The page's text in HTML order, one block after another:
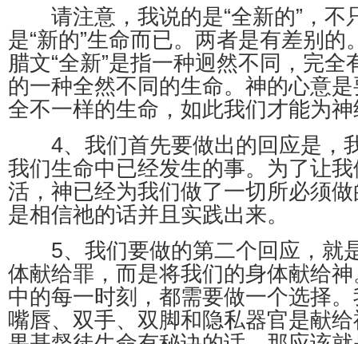
请注意，我说的是“全新的”，不
是“新的”生命而已。两者是有差别的
腊文“全新”是指一种迥然不同，完
的一种全然不同的生命。神的心意
全不一样的生命，如此我们才能为
4、我们首先要做出的回应是，
我们生命中已经发生的事。为了让
活，神已经为我们做了一切所必须
是相信祂的话并且实践出来。
5、我们要做的第二个回应，就
体献给罪，而是将我们的身体献给
中的每一时刻，都需要做一个选择
嘴唇、双手、双脚和隐私器官是献